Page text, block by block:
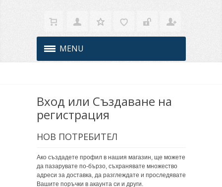
MENU
Вход или Създаване на
регистрация
НОВ ПОТРЕБИТЕЛ
Ако създадете профил в нашия магазин, ще можете
да пазарувате по-бързо, съхранявате множество
адреси за доставка, да разглеждате и проследявате
Вашите поръчки в акаунта си и други.